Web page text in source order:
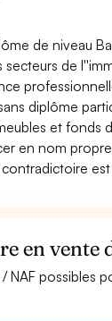
de niveau
de
diplôme
et
en nom
est
en vente
NAF possibles